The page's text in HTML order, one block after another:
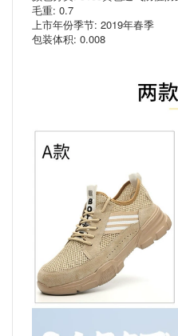
毛重: 0.7
上市年份季节: 2019年春季
包装体积: 0.008